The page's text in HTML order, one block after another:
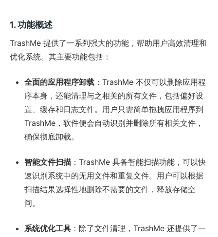
1. 功能概述
TrashMe 提供了一系列强大的功能，帮助用户高效清理和
优化系统。其主要功能包括：
全面的应用程序卸载 ：TrashMe 不仅可以删除应用程
序本身，还能清理与之相关的所有文件，包括偏好设
置、缓存和日志文件。用户只需简单拖拽应用程序到
TrashMe，软件便会自动识别并删除所有相关文件，
确保彻底卸载。
智能文件扫描 ：TrashMe 具备智能扫描功能，可以快
速识别系统中的无用文件和重复文件。用户可以根据
扫描结果选择性地删除不需要的文件，释放存储空
间。
系统优化工具 ：除了文件清理，TrashMe 还提供了一